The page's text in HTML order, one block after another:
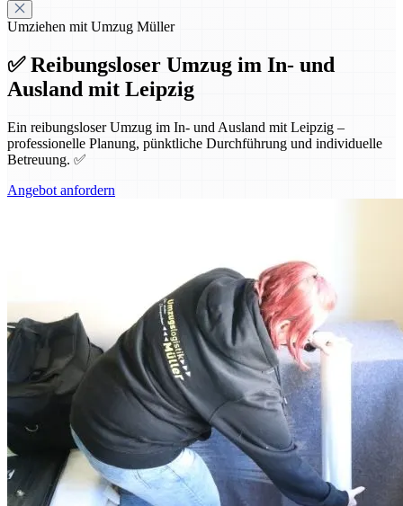
Umziehen mit Umzug Müller
✅ Reibungsloser Umzug im In- und
Ausland mit Leipzig
Ein reibungsloser Umzug im In- und Ausland mit Leipzig –
professionelle Planung, pünktliche Durchführung und individuelle
Betreuung. ✅
Angebot anfordern